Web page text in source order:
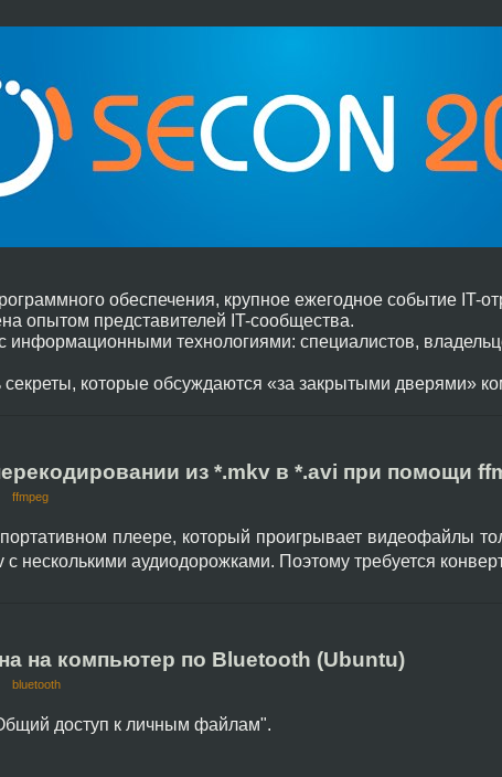
обеспечения, крупное ежегодное событие IT-
опытом представителей IT-сообщества.
информационными технологиями: специалистов,
секреты, которые обсуждаются «за закрытыми дверями»
из *.mkv в *.avi при помощи
ffmpeg
плеере, который проигрывает видеофайлы
несколькими аудиодорожками. Поэтому требуется
на компьютер по Bluetooth (Ubuntu)
bluetooth
доступ к личным файлам".